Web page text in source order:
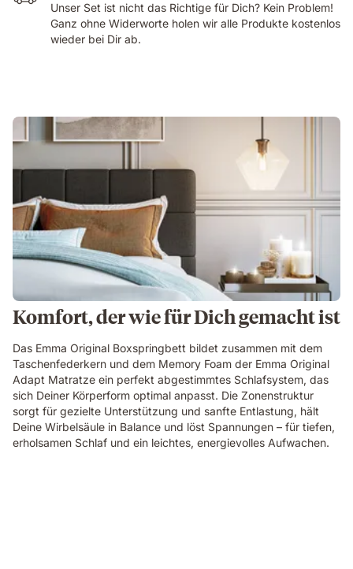
Unser Set ist nicht das Richtige für Dich? Kein Problem!
Ganz ohne Widerworte holen wir alle Produkte kostenlos
wieder bei Dir ab.
Komfort, der wie für Dich gemacht ist
Das Emma Original Boxspringbett bildet zusammen mit dem
Taschenfederkern und dem Memory Foam der Emma Original
Adapt Matratze ein perfekt abgestimmtes Schlafsystem, das
sich Deiner Körperform optimal anpasst. Die Zonenstruktur
sorgt für gezielte Unterstützung und sanfte Entlastung, hält
Deine Wirbelsäule in Balance und löst Spannungen – für tiefen,
erholsamen Schlaf und ein leichtes, energievolles Aufwachen.